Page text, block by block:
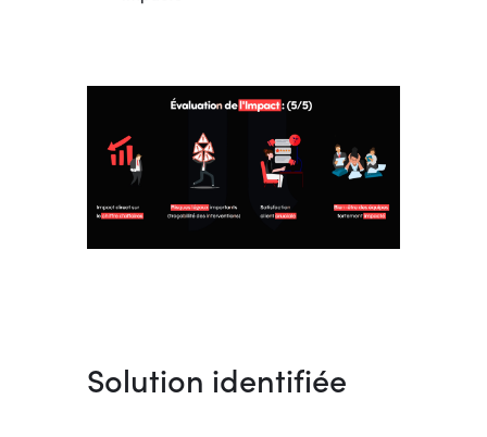
Solution identifiée